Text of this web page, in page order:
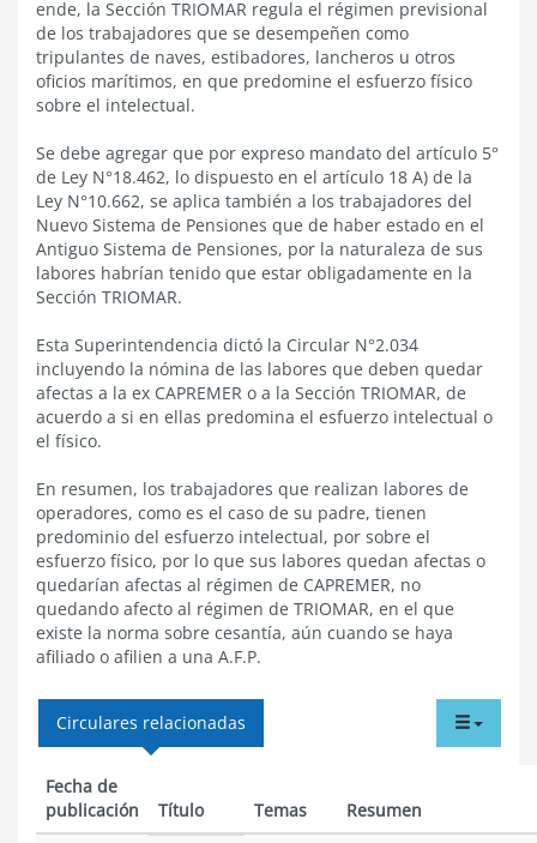
ende, la Sección TRIOMAR regula el régimen previsional
de los trabajadores que se desempeñen como
tripulantes de naves, estibadores, lancheros u otros
oficios marítimos, en que predomine el esfuerzo físico
sobre el intelectual.
Se debe agregar que por expreso mandato del artículo 5°
de Ley N°18.462, lo dispuesto en el artículo 18 A) de la
Ley N°10.662, se aplica también a los trabajadores del
Nuevo Sistema de Pensiones que de haber estado en el
Antiguo Sistema de Pensiones, por la naturaleza de sus
labores habrían tenido que estar obligadamente en la
Sección TRIOMAR.
Esta Superintendencia dictó la Circular N°2.034
incluyendo la nómina de las labores que deben quedar
afectas a la ex CAPREMER o a la Sección TRIOMAR, de
acuerdo a si en ellas predomina el esfuerzo intelectual o
el físico.
En resumen, los trabajadores que realizan labores de
operadores, como es el caso de su padre, tienen
predominio del esfuerzo intelectual, por sobre el
esfuerzo físico, por lo que sus labores quedan afectas o
quedarían afectas al régimen de CAPREMER, no
quedando afecto al régimen de TRIOMAR, en el que
existe la norma sobre cesantía, aún cuando se haya
afiliado o afilien a una A.F.P.
menu
Circulares relacionadas
Fecha de
publicación
Título Temas
Resumen